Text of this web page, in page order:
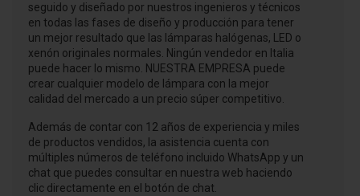
seguido y diseñado por nuestros ingenieros y técnicos
en todas las fases de diseño y producción para tener
un mejor resultado que las lámparas halógenas, LED o
xenón originales normales. Ningún vendedor en Italia
puede hacer lo mismo. NUESTRA EMPRESA puede
crear cualquier modelo de lámpara con la mejor
calidad del mercado a un precio súper competitivo.
Además de contar con 12 años de experiencia y miles
de productos vendidos, la asistencia cuenta con
múltiples números de teléfono incluido WhatsApp y un
chat que puedes consultar en nuestra web haciendo
clic directamente en el botón de chat.